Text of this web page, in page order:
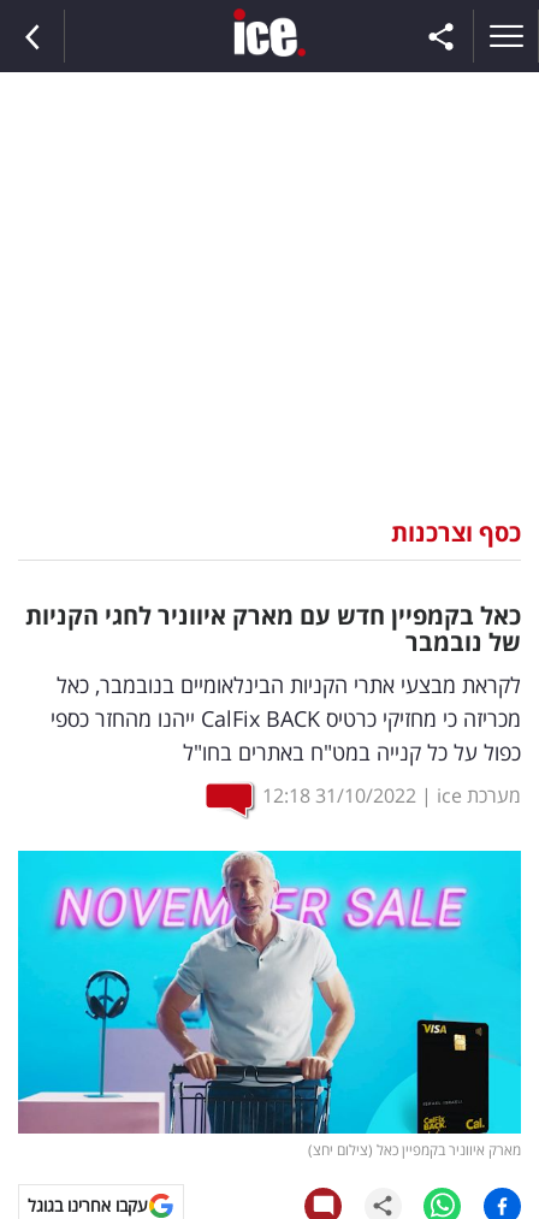
וצרכנות
דיגיטל
וטק
שיווק
ופרסום
מדדים
ומחקרים
רכילות
עסקית
קריפטו
ויראלי
כסף וצרכנות
כאל בקמפיין חדש עם מארק איווניר לחגי הקניות
של נובמבר
לקראת מבצעי אתרי הקניות הבינלאומיים בנובמבר, כאל
מכריזה כי מחזיקי כרטיס CalFix BACK ייהנו מהחזר כספי
כפול על כל קנייה במט"ח באתרים בחו"ל
מערכת ice |
31/10/2022
12:18
מארק איווניר בקמפיין כאל (צילום יחצ)
עקבו אחרינו בגוגל